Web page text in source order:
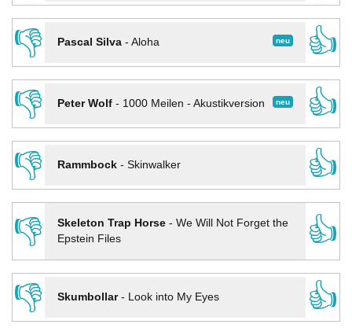
👎
neu
Pascal Silva- Aloha
👍
👎
neu
Peter Wolf- 1000 Meilen - Akustikversion
👍
👎
Rammbock- Skinwalker
👍
👎
Skeleton Trap Horse- We Will Not Forget the
Epstein Files
👍
👎
Skumbollar- Look into My Eyes
👍